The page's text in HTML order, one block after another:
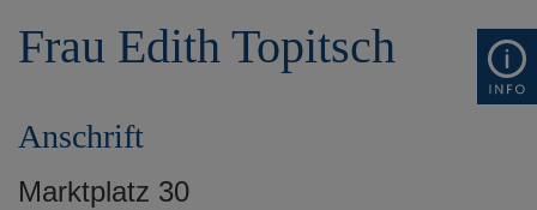
mFrau Edith Topitsch
Anschrift
Marktplatz 30